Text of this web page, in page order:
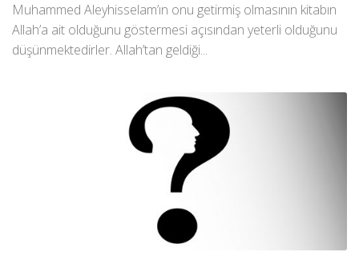
Muhammed Aleyhisselam’ın onu getirmiş olmasının kitabın
Allah’a ait olduğunu göstermesi açısından yeterli olduğunu
düşünmektedirler. Allah’tan geldiği...